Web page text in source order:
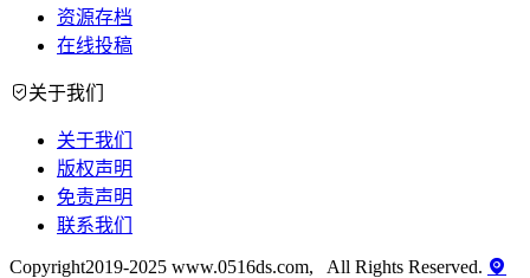
资源存档
在线投稿
关于我们
关于我们
版权声明
免责声明
联系我们
Copyright2019-2025 www.0516ds.com, All Rights Reserved.